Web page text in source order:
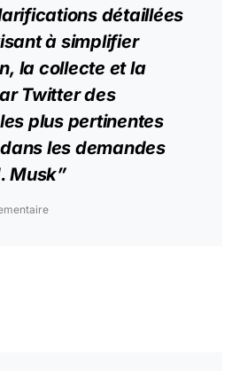
détaillées
à simplifier
la collecte et la
Twitter des
plus pertinentes
les demandes
Musk”